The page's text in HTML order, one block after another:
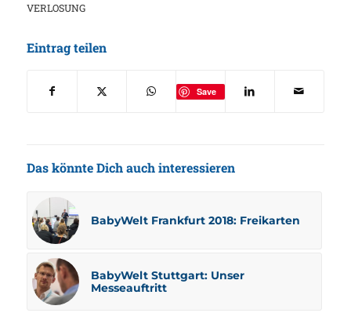
VERLOSUNG
Eintrag teilen
Save
Das könnte Dich auch interessieren
BabyWelt Frankfurt 2018: Freikarten
BabyWelt Stuttgart: Unser
Messeauftritt